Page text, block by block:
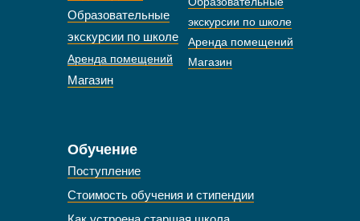
Обучение
Образовательные
экскурсии по школе
Аренда помещений
Магазин
экскурсии по школе
Аренда помещений
Магазин
Поступление
Стоимость обучения и стипендии